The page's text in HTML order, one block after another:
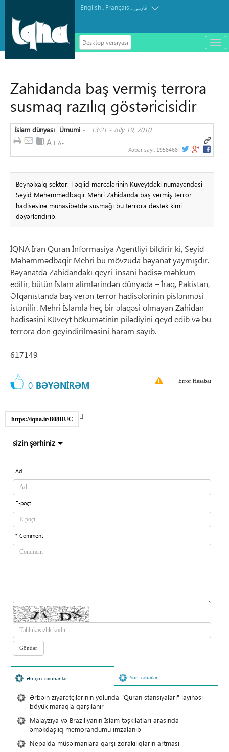
English. Français.فارسی
Desktop versiyası
باز
و
Zahidanda baş vermiş terrora
susmaq razılıq göstəricisidir
İslam dünyası »
Ümumi 13:21 - July 19, 2010
Xəbər sayı: 1958468
Beynəlxalq sektor: Təqlid mərcələrinin Küveytdəki nümayəndəsi
Seyid Məhəmmədbaqir Mehri Zahidanda baş vermiş terror
hadisəsinə münasibətdə susmağı bu terrora dəstək kimi
dəyərləndirib.
İQNA İran Quran İnformasiya Agentliyi bildirir ki, Seyid
Məhəmmədbaqir Mehri bu mövzuda bəyanat yaymışdır.
Bəyanatda Zahidandakı qeyri-insani hadisə məhkum
edilir, bütün İslam alimlərindən dünyada – İraq, Pakistan,
Əfqanıstanda baş verən terror hadisələrinin pislənməsi
istənilir. Mehri İslamla heç bir əlaqəsi olmayan Zahidan
hadisəsini Küveyt hökumətinin pilədiyini qeyd edib və bu
terrora don geyindirilməsini haram sayıb.
617149
0 BƏYƏNİRƏM Error Hesabat
https://iqna.ir/B08DUC
sizin şərhiniz
Ad
E-poçt
* Comment
Ən çox oxunanlar Son xəbərlər
Ərbəin ziyarətçilərinin yolunda "Quran stansiyaları" layihəsi
böyük maraqla qarşılanır
Malayziya və Braziliyanın İslam təşkilatları arasında
əməkdaşlıq memorandumu imzalanıb
Nepalda müsəlmanlara qarşı zorakılıqların artması